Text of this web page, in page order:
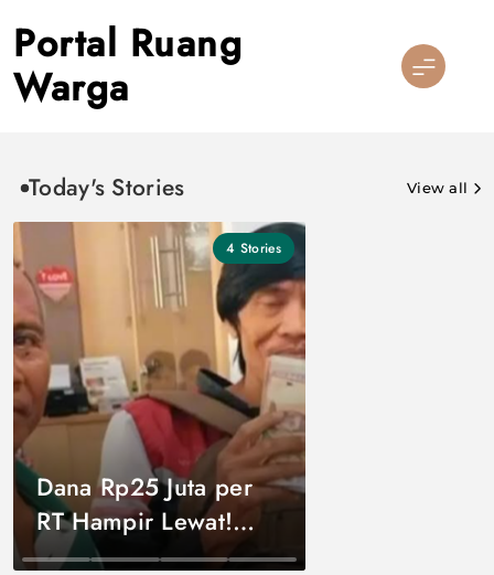
content
Portal Ruang
Warga
Today's Stories View all
Uncategorized
4 Stories
Dana Rp25 Juta per
RT Hampir Lewat!
Begini Cara ‘Ruang